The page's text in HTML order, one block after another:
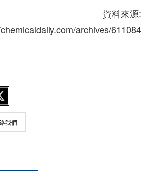
資料來源:
archives/611084
我們